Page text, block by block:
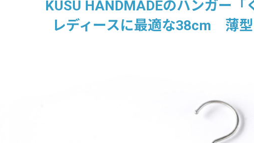
KUSU HANDMADEのハンガー「
レディースに最適な38cm 薄